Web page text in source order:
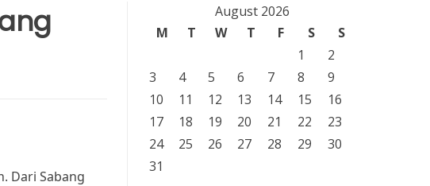
Dari Sabang
August 2026
M
T W T F S
S
1
2
3
4 5 6 7 8
9
10
11 12 13 14 15
16
17
18 19 20 21 22
23
24
25 26 27 28 29
30
31